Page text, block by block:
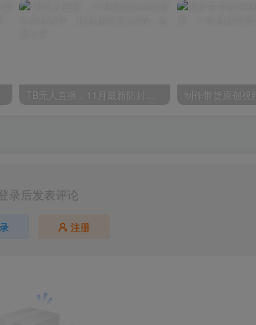
TB无人直播，11月最新防封攻略全流程教学，挂机稳定月入2W+
录后发表评论
注册